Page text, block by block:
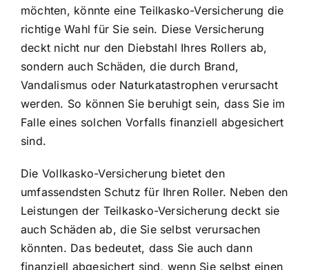
möchten, könnte eine Teilkasko-Versicherung die
richtige Wahl für Sie sein. Diese Versicherung
deckt nicht nur den Diebstahl Ihres Rollers ab,
sondern auch Schäden, die durch Brand,
Vandalismus oder Naturkatastrophen verursacht
werden. So können Sie beruhigt sein, dass Sie im
Falle eines solchen Vorfalls finanziell abgesichert
sind.
Die Vollkasko-Versicherung bietet den
umfassendsten Schutz für Ihren Roller. Neben den
Leistungen der Teilkasko-Versicherung deckt sie
auch Schäden ab, die Sie selbst verursachen
könnten. Das bedeutet, dass Sie auch dann
finanziell abgesichert sind, wenn Sie selbst einen